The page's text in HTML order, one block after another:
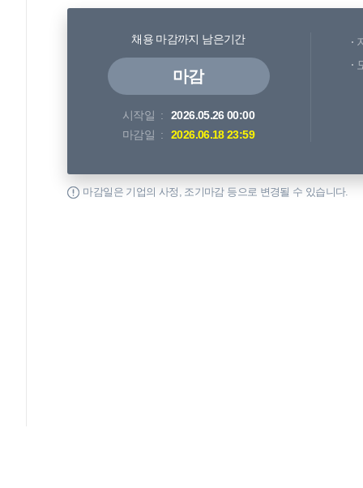
채용 마감까지 남은기간
마감
시작일
2026.05.26 00:00
마감일
2026.06.18 23:59
마감일은 기업의 사정, 조기마감 등으로 변경될 수 있습니다.